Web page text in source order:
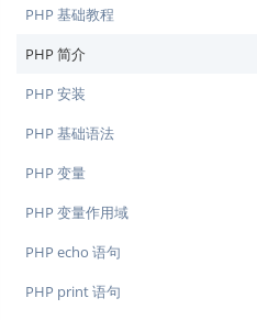
PHP 基础教程
PHP 简介
PHP 安装
PHP 基础语法
PHP 变量
PHP 变量作用域
PHP echo 语句
PHP print 语句